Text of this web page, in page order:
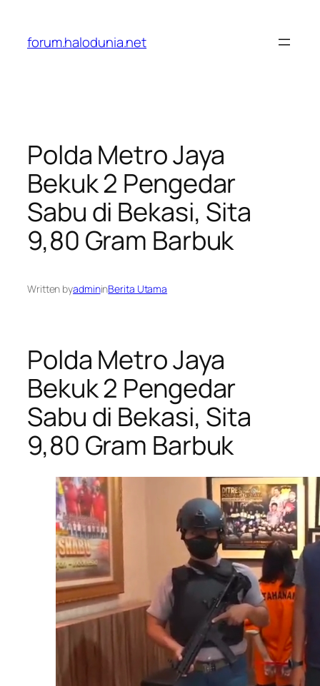
konten
forum.halodunia.net
Polda Metro Jaya
Bekuk 2 Pengedar
Sabu di Bekasi, Sita
9,80 Gram Barbuk
Written byadmininBerita Utama
Polda Metro Jaya
Bekuk 2 Pengedar
Sabu di Bekasi, Sita
9,80 Gram Barbuk